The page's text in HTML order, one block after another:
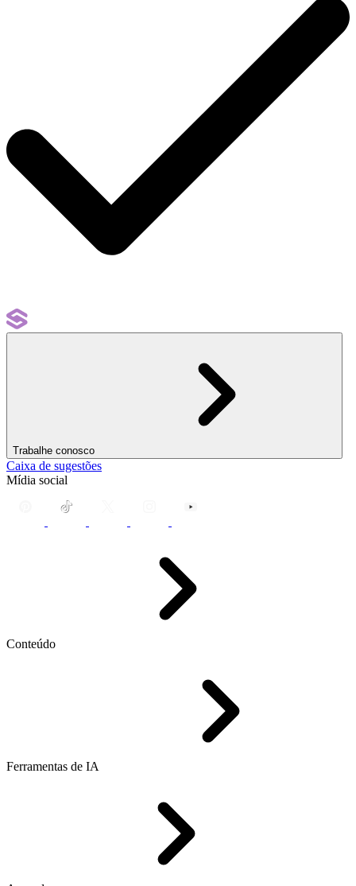
Trabalhe conosco
Caixa de sugestões
Mídia social
Conteúdo
Ferramentas de IA